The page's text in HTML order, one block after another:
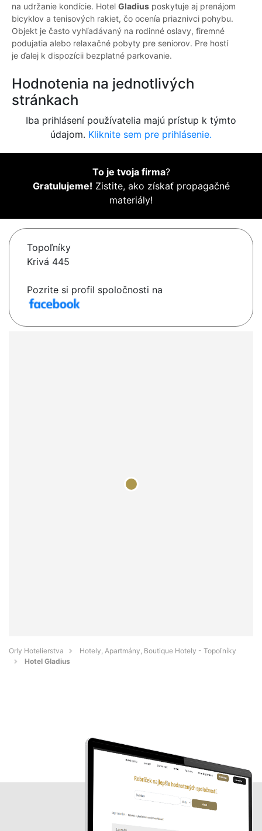
na udržanie kondície. Hotel Gladius poskytuje aj prenájom
bicyklov a tenisových rakiet, čo ocenía priaznivci pohybu.
Objekt je často vyhľadávaný na rodinné oslavy, firemné
podujatia alebo relaxačné pobyty pre seniorov. Pre hostí
je ďalej k dispozícii bezplatné parkovanie.
Hodnotenia na jednotlivých
stránkach
Iba prihlásení používatelia majú prístup k týmto
údajom. Kliknite sem pre prihlásenie.
To je tvoja firma?
Gratulujeme! Zistite, ako získať propagačné
materiály!
Topoľníky
Krivá 445
Pozrite si profil spoločnosti na
Orly Hotelierstva
Hotely, Apartmány, Boutique Hotely - Topoľníky
Hotel Gladius